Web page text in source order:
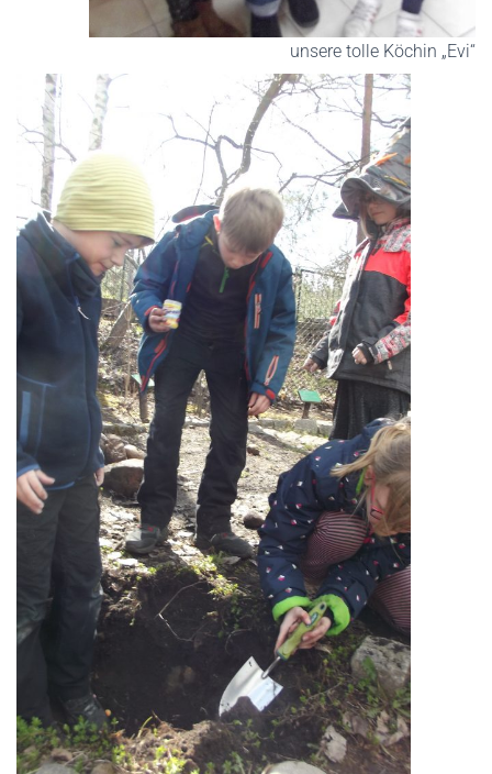
unsere tolle Köchin „Evi“